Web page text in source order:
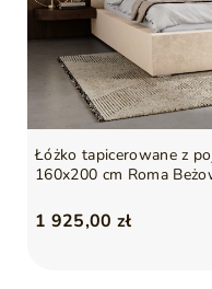
Łóżko tapicerowane z
160x200 cm Roma
1 925,00 zł